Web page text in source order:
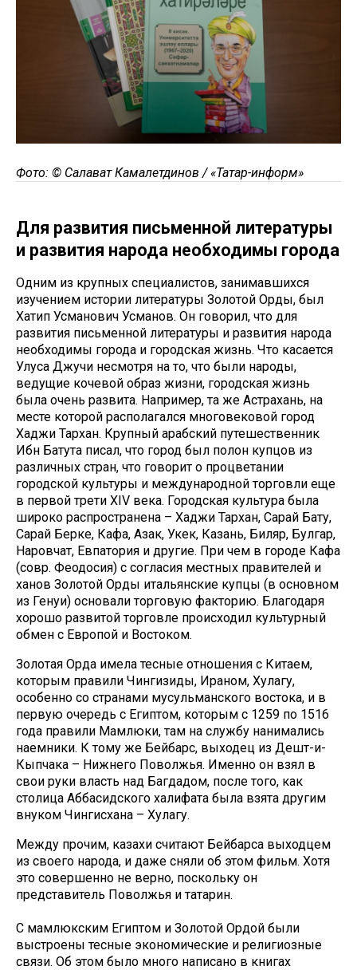
Фото: © Салават Камалетдинов / «Татар-информ»
Для развития письменной литературы
и развития народа необходимы города
Одним из крупных специалистов, занимавшихся
изучением истории литературы Золотой Орды, был
Хатип Усманович Усманов. Он говорил, что для
развития письменной литературы и развития народа
необходимы города и городская жизнь. Что касается
Улуса Джучи несмотря на то, что были народы,
ведущие кочевой образ жизни, городская жизнь
была очень развита. Например, та же Астрахань, на
месте которой располагался многовековой город
Хаджи Тархан. Крупный арабский путешественник
Ибн Батута писал, что город был полон купцов из
различных стран, что говорит о процветании
городской культуры и международной торговли еще
в первой трети XIV века. Городская культура была
широко распространена – Хаджи Тархан, Сарай Бату,
Сарай Берке, Кафа, Азак, Укек, Казань, Биляр, Булгар,
Наровчат, Евпатория и другие. При чем в городе Кафа
(совр. Феодосия) с согласия местных правителей и
ханов Золотой Орды итальянские купцы (в основном
из Генуи) основали торговую факторию. Благодаря
хорошо развитой торговле происходил культурный
обмен с Европой и Востоком.
Золотая Орда имела тесные отношения с Китаем,
которым правили Чингизиды, Ираном, Хулагу,
особенно со странами мусульманского востока, и в
первую очередь с Египтом, которым с 1259 по 1516
года правили Мамлюки, там на службу нанимались
наемники. К тому же Бейбарс, выходец из Дешт-и-
Кыпчака – Нижнего Поволжья. Именно он взял в
свои руки власть над Багдадом, после того, как
столица Аббасидского халифата была взята другим
внуком Чингисхана – Хулагу.
Между прочим, казахи считают Бейбарса выходцем
из своего народа, и даже сняли об этом фильм. Хотя
это совершенно не верно, поскольку он
представитель Поволжья и татарин.
С мамлюкским Египтом и Золотой Ордой были
выстроены тесные экономические и религиозные
связи. Об этом было много написано в книгах